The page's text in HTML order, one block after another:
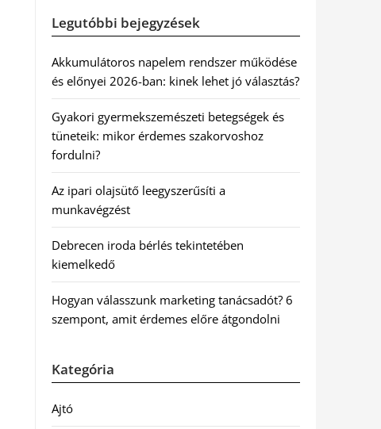
Legutóbbi bejegyzések
Akkumulátoros napelem rendszer működése
és előnyei 2026-ban: kinek lehet jó választás?
Gyakori gyermekszemészeti betegségek és
tüneteik: mikor érdemes szakorvoshoz
fordulni?
Az ipari olajsütő leegyszerűsíti a
munkavégzést
Debrecen iroda bérlés tekintetében
kiemelkedő
Hogyan válasszunk marketing tanácsadót? 6
szempont, amit érdemes előre átgondolni
Kategória
Ajtó